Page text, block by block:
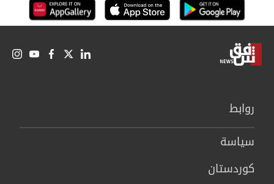
روابط
سیاسة
كوردستان